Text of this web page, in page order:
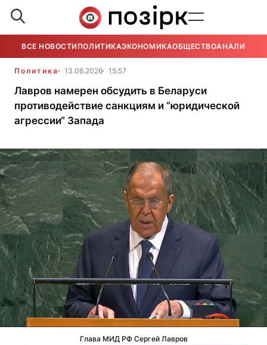
ВСЕ НОВОСТИ ПОЛИТИКАЭКОНОМИКАОБЩЕСТВОАНАЛИТИКА
Политика 13.06.2026 15:57
Лавров намерен обсудить в Беларуси
противодействие санкциям и “юридической
агрессии“ Запада
Глава МИД РФ Сергей Лавров